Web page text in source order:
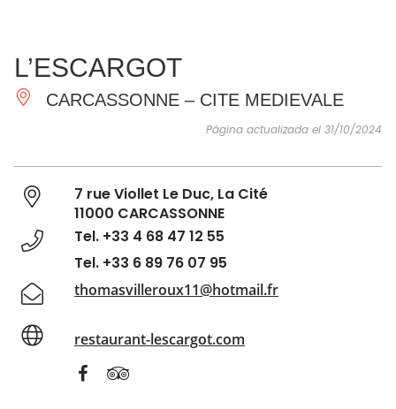
IMPRESCINDIBLES
HACER
L’ESCARGOT
CARCASSONNE – CITE MEDIEVALE
Página actualizada el 31/10/2024
7 rue Viollet Le Duc, La Cité
11000 CARCASSONNE
Tel. +33 4 68 47 12 55
Tel. +33 6 89 76 07 95
thomasvilleroux11@hotmail.fr
restaurant-lescargot.com